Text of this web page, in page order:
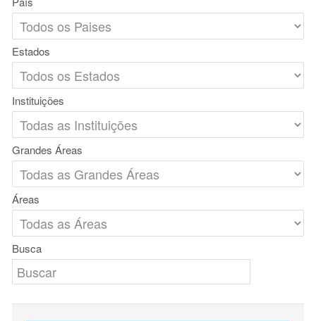
Estados
Instituições
Grandes Áreas
Áreas
Busca